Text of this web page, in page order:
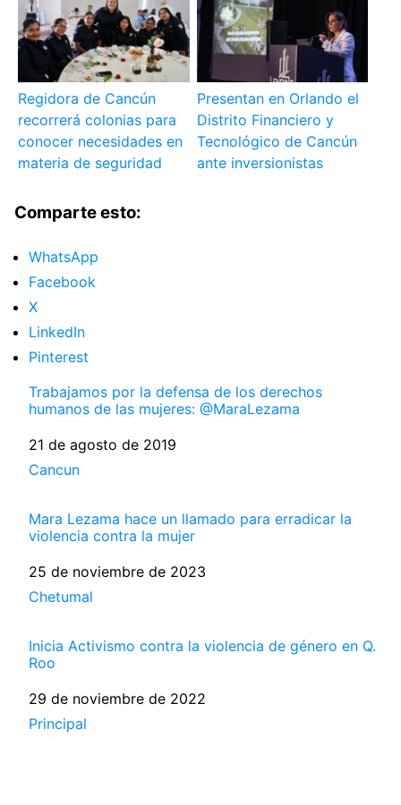
Regidora de Cancún
recorrerá colonias para
conocer necesidades en
materia de seguridad
Presentan en Orlando el
Distrito Financiero y
Tecnológico de Cancún
ante inversionistas
Comparte esto:
WhatsApp
Facebook
X
LinkedIn
Pinterest
Trabajamos por la defensa de los derechos
humanos de las mujeres: @MaraLezama
Fecha
21 de agosto de 2019
Respecto a
Cancun
Mara Lezama hace un llamado para erradicar la
violencia contra la mujer
Fecha
25 de noviembre de 2023
Respecto a
Chetumal
Inicia Activismo contra la violencia de género en Q.
Roo
Fecha
29 de noviembre de 2022
Respecto a
Principal